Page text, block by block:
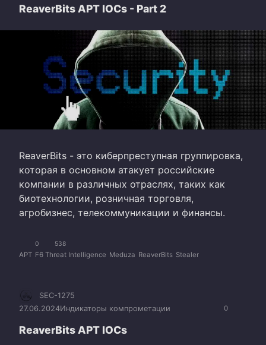
ReaverBits APT IOCs - Part 2
ReaverBits - это киберпреступная группировка,
которая в основном атакует российские
компании в различных отраслях, таких как
биотехнологии, розничная торговля,
агробизнес, телекоммуникации и финансы.
0 538
APT F6 Threat Intelligence Meduza ReaverBits Stealer
0
SEC-1275
27.06.2024Индикаторы компрометации
ReaverBits APT IOCs